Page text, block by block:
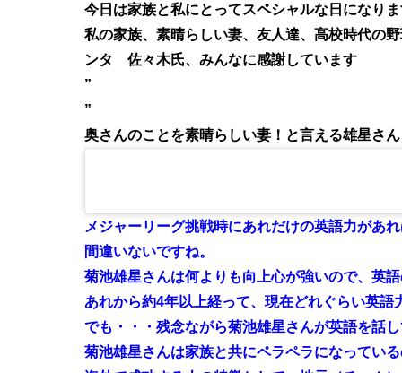
今日は家族と私にとってスペシャルな日になり
私の家族、素晴らしい妻、友人達、高校時代の
ンタ 佐々木氏、みんなに感謝しています
”
”
奥さんのことを素晴らしい妻！と言える雄星さ
メジャーリーグ挑戦時にあれだけの英語力があ
間違いないですね。
菊池雄星さんは何よりも向上心が強いので、英
あれから約4年以上経って、現在どれぐらい英語
でも・・・残念ながら菊池雄星さんが英語を話
菊池雄星さんは家族と共にペラペラになってい